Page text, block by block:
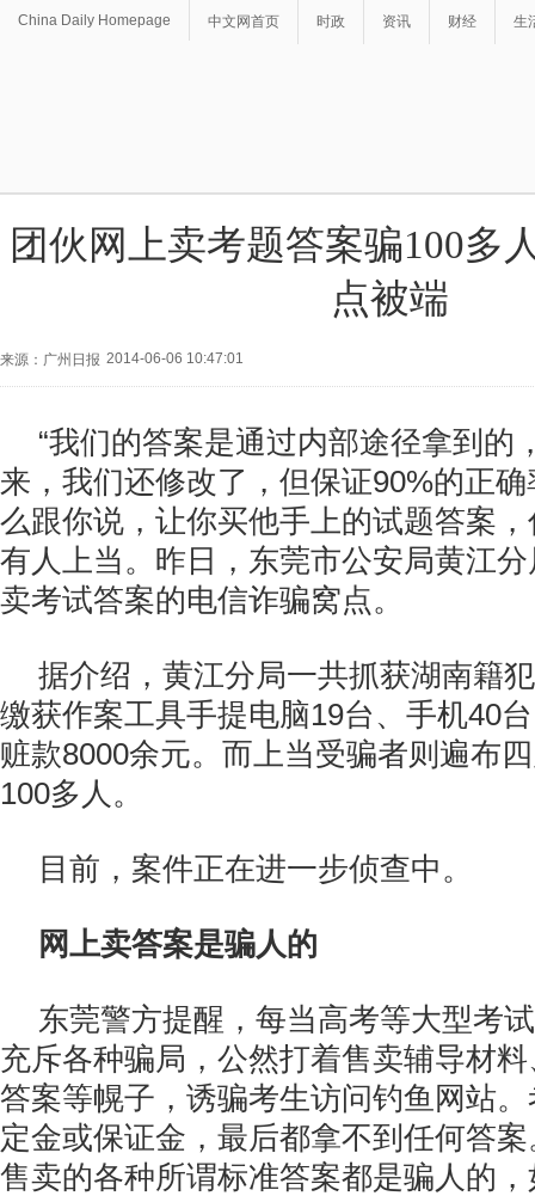
China Daily Homepage 中文网首页 时政 资讯 财经 生
团伙网上卖考题答案骗100多
点被端
来源：广州日报 2014-06-06 10:47:01
“我们的答案是通过内部途径拿到的
来，我们还修改了，但保证90%的正确
么跟你说，让你买他手上的试题答案
有人上当。昨日，东莞市公安局黄江
卖考试答案的电信诈骗窝点。
据介绍，黄江分局一共抓获湖南籍
缴获作案工具手提电脑19台、手机40
赃款8000余元。而上当受骗者则遍布
100多人。
目前，案件正在进一步侦查中。
网上卖答案是骗人的
东莞警方提醒，每当高考等大型考
充斥各种骗局，公然打着售卖辅导材
答案等幌子，诱骗考生访问钓鱼网站
定金或保证金，最后都拿不到任何答
售卖的各种所谓标准答案都是骗人的